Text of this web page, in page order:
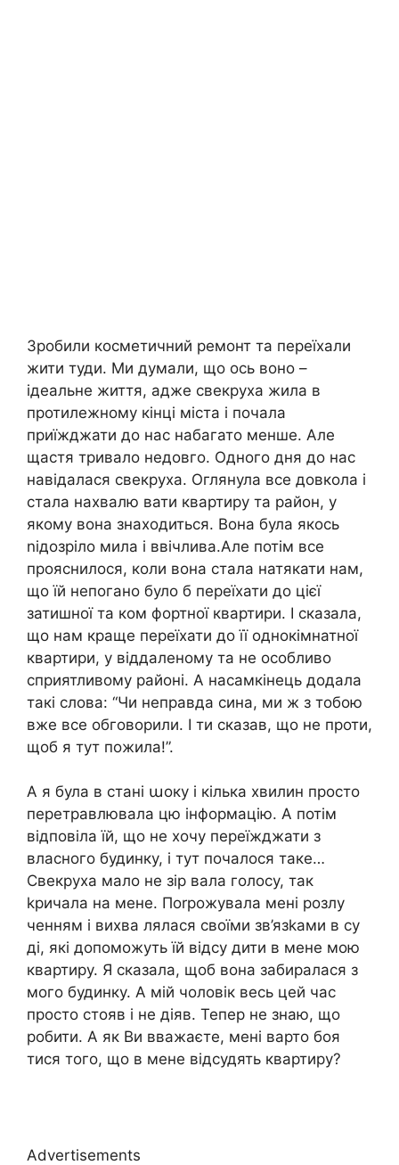
Зробили косметичний ремонт та переїхали
жити туди. Ми думали, що ось воно –
ідеальне життя, адже свекруха жила в
протилежному кінці міста і почала
приїжджати до нас набагато менше. Але
щастя тривало недовго. Одного дня до нас
навідалася свекруха. Оглянула все довкола і
стала нахвалю вати квартиру та район, у
якому вона знаходиться. Вона була якось
nідозріло мила і ввічлива.Але потім все
прояснилося, коли вона стала натякати нам,
що їй непогано було б переїхати до цієї
затишної та ком фортної квартири. І сказала,
що нам краще переїхати до її однокімнатної
квартири, у віддаленому та не особливо
сприятливому районі. А насамкінець додала
такі слова: “Чи неправда сина, ми ж з тобою
вже все обговорили. І ти сказав, що не проти,
щоб я тут пожила!”.
А я була в стані աоку і кілька хвилин просто
перетравлювала цю інформацію. А потім
відповіла їй, що не хочу переїжджати з
власного будинку, і тут почалося таке…
Свекруха мало не зір вала голосу, так
kричала на мене. Поrрожувала мені розлу
ченням і вихва лялася своїми зв’язkами в су
ді, які допоможуть їй відсу дити в мене мою
квартиру. Я сказала, щоб вона забиралася з
мого будинку. А мій чоловік весь цей час
просто стояв і не діяв. Тепер не знаю, що
робити. А як Ви вважаєте, мені варто боя
тися того, що в мене відсудять квартиру?
Advertisements